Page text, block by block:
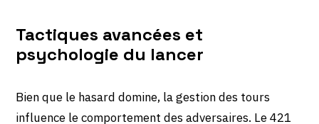
Tactiques avancées et
psychologie du lancer
Bien que le hasard domine, la gestion des tours
influence le comportement des adversaires. Le 421